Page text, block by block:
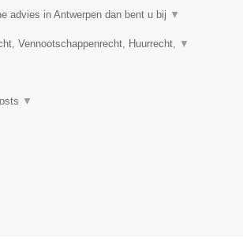
advies in Antwerpen dan bent u bij ▼
Vennootschappenrecht, Huurrecht, ▼
▼